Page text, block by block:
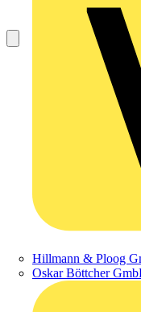
Hillmann & Ploog
Oskar Böttcher